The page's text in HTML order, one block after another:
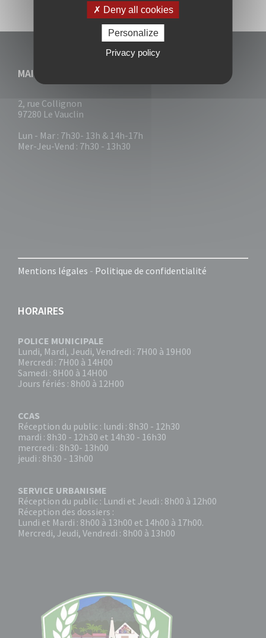
MAIRIE DU VAUCLIN
2, rue Collignon
97280 Le Vauclin
Lun - Mar : 7h30- 13h & 14h-17h
Mer-Jeu-Vend : 7h30 - 13h30
Mentions légales - Politique de confidentialité
HORAIRES
POLICE MUNICIPALE
Lundi, Mardi, Jeudi, Vendredi : 7H00 à 19H00
Mercredi : 7H00 à 14H00
Samedi : 8H00 à 14H00
Jours fériés : 8h00 à 12H00
CCAS
Réception du public : lundi : 8h30 - 12h30
mardi : 8h30 - 12h30 et 14h30 - 16h30
mercredi : 8h30- 13h00
jeudi : 8h30 - 13h00
SERVICE URBANISME
Réception du public : Lundi et Jeudi : 8h00 à 12h00
Réception des dossiers :
Lundi et Mardi : 8h00 à 13h00 et 14h00 à 17h00.
Mercredi, Jeudi, Vendredi : 8h00 à 13h00
Deny all cookies
Personalize
Privacy policy